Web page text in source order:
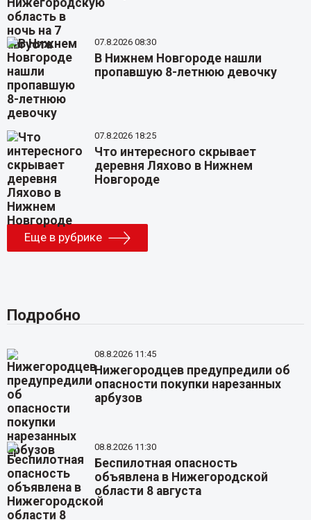
07.8.2026 08:30
В Нижнем Новгороде нашли
пропавшую 8-летнюю девочку
07.8.2026 18:25
Что интересного скрывает
деревня Ляхово в Нижнем
Новгороде
Еще в рубрике
Подробно
08.8.2026 11:45
Нижегородцев предупредили об
опасности покупки нарезанных
арбузов
08.8.2026 11:30
Беспилотная опасность
объявлена в Нижегородской
области 8 августа